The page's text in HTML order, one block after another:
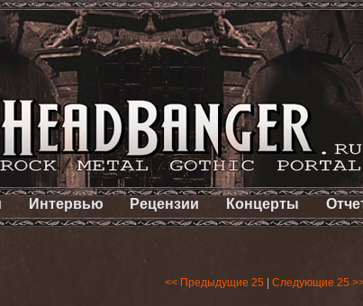
Интервью Рецензии Концерты
<< Предыдущие 25 Следующие 25